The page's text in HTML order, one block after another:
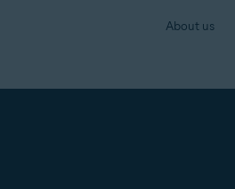
About us